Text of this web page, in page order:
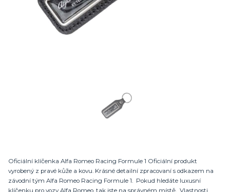
Oficiální klíčenka Alfa Romeo Racing Formule 1 Oficiální produkt
vyrobený z pravé kůže a kovu. Krásné detailní zpracovaní s odkazem na
závodní tým Alfa Romeo Racing Formule 1. Pokud hledáte luxusní
klíčenku pro vozy Alfa Romeo, tak jste na správném místě. Vlastnosti